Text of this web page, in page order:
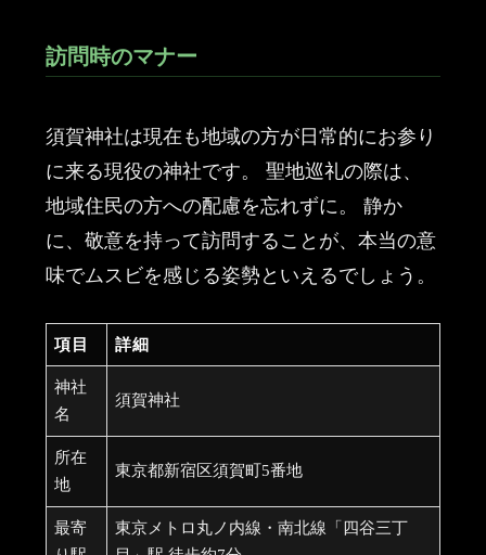
訪問時のマナー
須賀神社は現在も地域の方が日常的にお参り
に来る現役の神社です。 聖地巡礼の際は、
地域住民の方への配慮を忘れずに。 静か
に、敬意を持って訪問することが、本当の意
味でムスビを感じる姿勢といえるでしょう。
項目 詳細
神社
名
須賀神社
所在
地
東京都新宿区須賀町5番地
最寄
東京メトロ丸ノ内線・南北線「四谷三丁